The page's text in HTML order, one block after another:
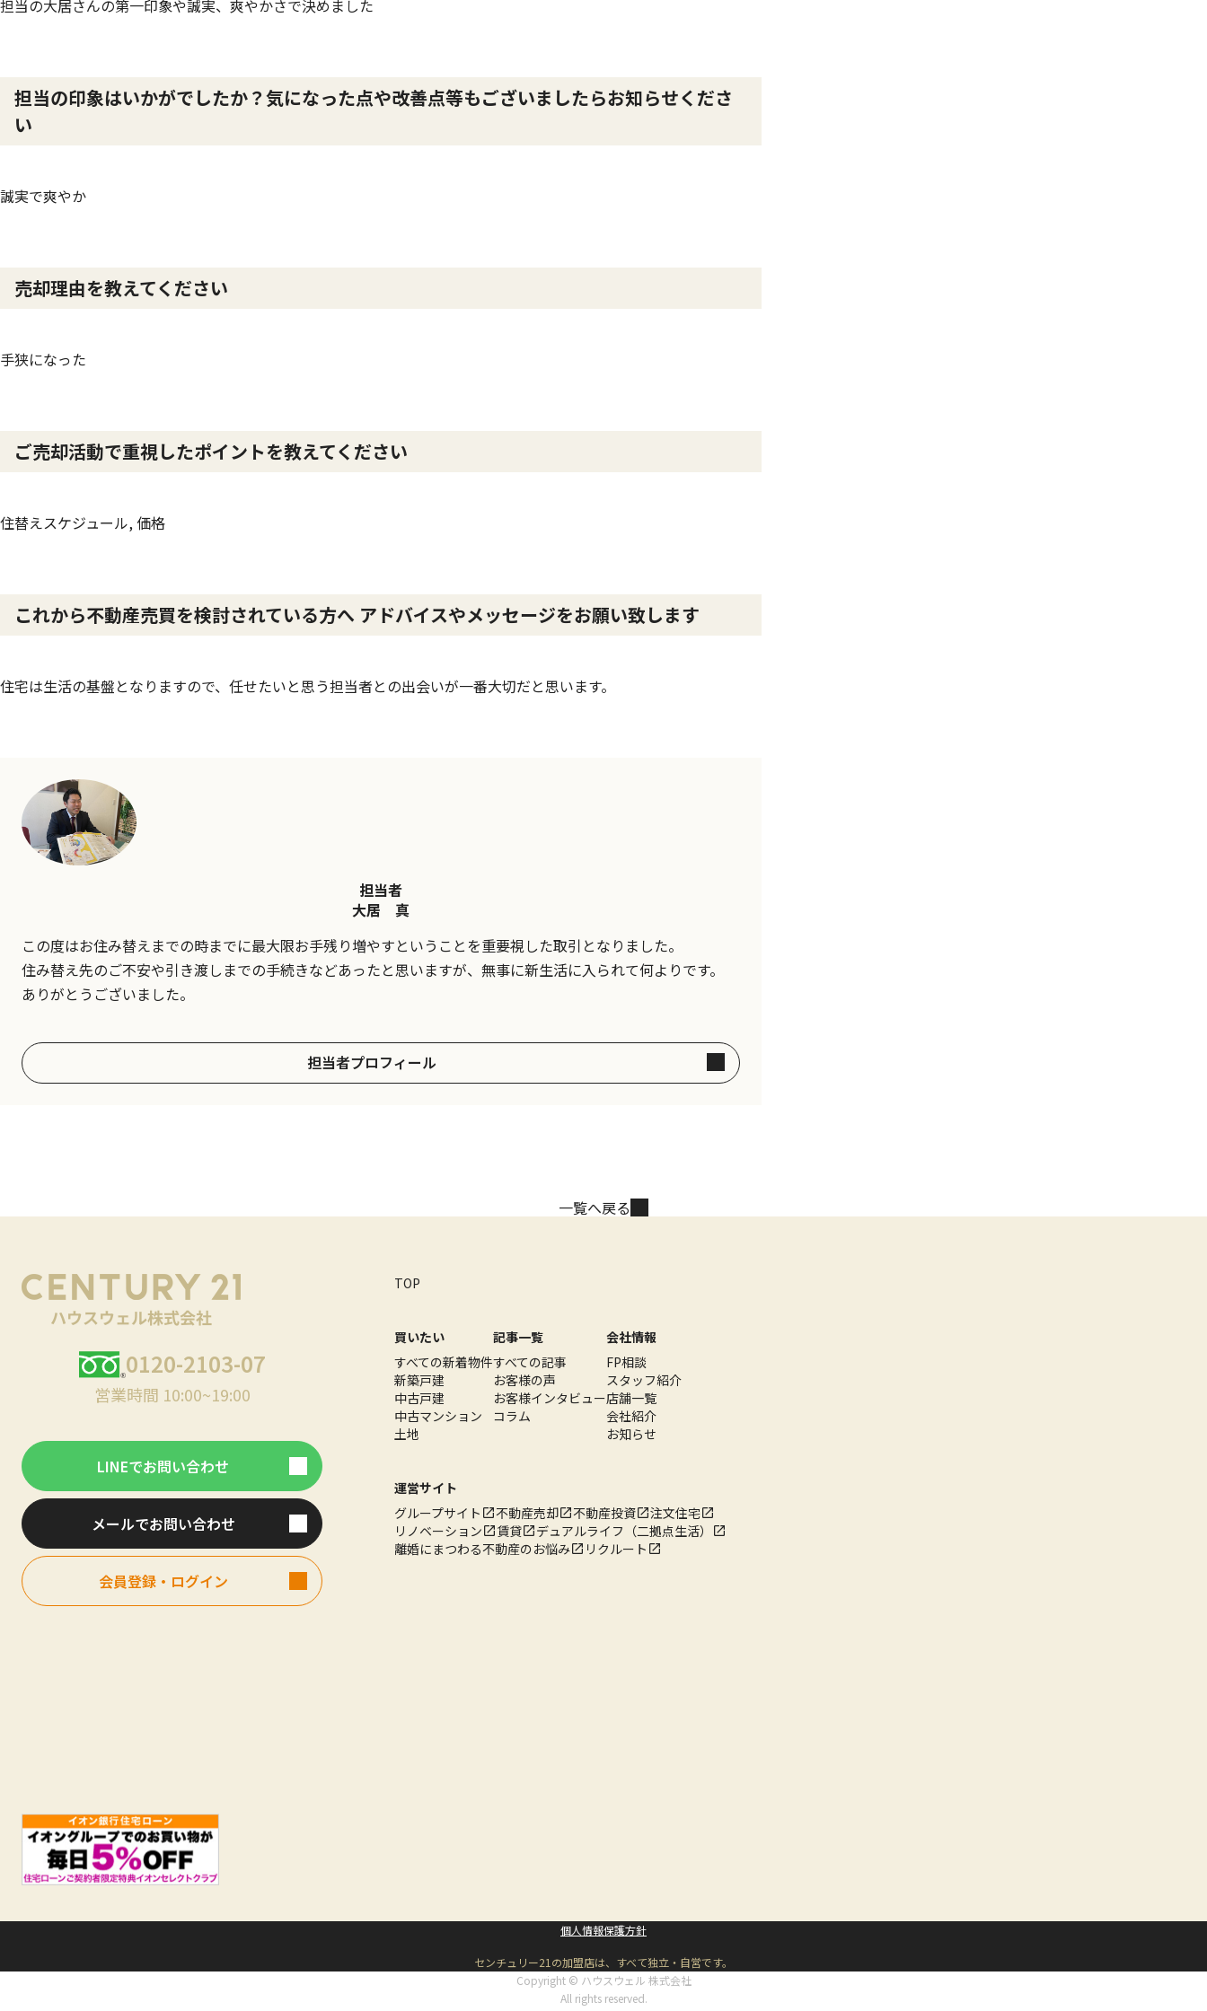
担当の大居さんの第一印象や誠実、爽やかさで決めました
担当の印象はいかがでしたか？気になった点や改善点等もございましたらお知らせくださ
い
誠実で爽やか
売却理由を教えてください
手狭になった
ご売却活動で重視したポイントを教えてください
住替えスケジュール, 価格
これから不動産売買を検討されている方へ アドバイスやメッセージをお願い致します
住宅は生活の基盤となりますので、任せたいと思う担当者との出会いが一番大切だと思います。
担当者
大居 真
この度はお住み替えまでの時までに最大限お手残り増やすということを重要視した取引となりました。
住み替え先のご不安や引き渡しまでの手続きなどあったと思いますが、無事に新生活に入られて何よりです。
ありがとうございました。
担当者プロフィール
一覧へ戻る
0120-2103-07
営業時間 10:00~19:00
LINEでお問い合わせ
メールでお問い合わせ
会員登録・ログイン
TOP
買いたい
すべての新着物件
新築戸建
中古戸建
中古マンション
土地
記事一覧
すべての記事
お客様の声
お客様インタビュー
コラム
会社情報
FP相談
スタッフ紹介
店舗一覧
会社紹介
お知らせ
運営サイト
グループサイト
不動産売却 不動産投資
注文住宅
リノベーション
賃貸
デュアルライフ（二拠点生活）
離婚にまつわる不動産のお悩み
リクルート
個人情報保護方針
センチュリー21の加盟店は、すべて独立・自営です。
Copyright © ハウスウェル 株式会社
All rights reserved.